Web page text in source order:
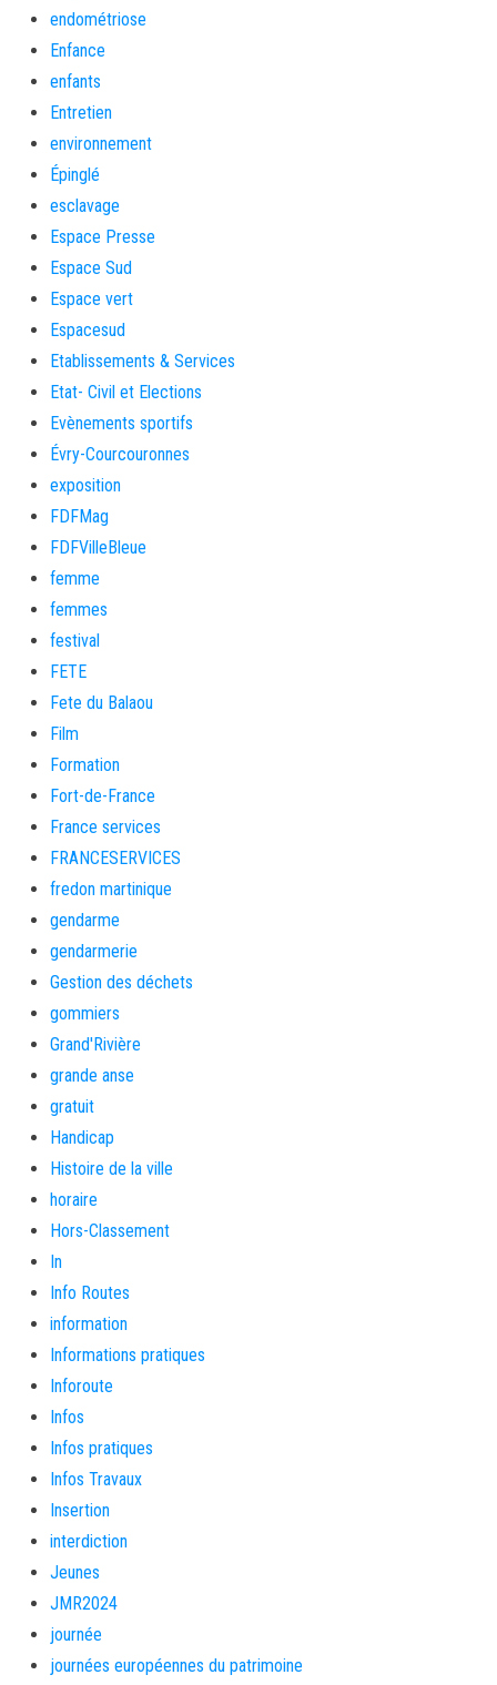
endométriose
Enfance
enfants
Entretien
environnement
Épinglé
esclavage
Espace Presse
Espace Sud
Espace vert
Espacesud
Etablissements & Services
Etat- Civil et Elections
Evènements sportifs
Évry-Courcouronnes
exposition
FDFMag
FDFVilleBleue
femme
femmes
festival
FETE
Fete du Balaou
Film
Formation
Fort-de-France
France services
FRANCESERVICES
fredon martinique
gendarme
gendarmerie
Gestion des déchets
gommiers
Grand'Rivière
grande anse
gratuit
Handicap
Histoire de la ville
horaire
Hors-Classement
In
Info Routes
information
Informations pratiques
Inforoute
Infos
Infos pratiques
Infos Travaux
Insertion
interdiction
Jeunes
JMR2024
journée
journées européennes du patrimoine